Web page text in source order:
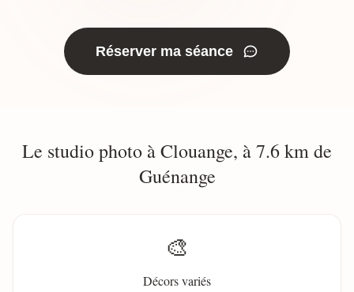
Réserver ma séance
Le studio photo à Clouange, à 7.6 km de
Guénange
🎨
Décors variés